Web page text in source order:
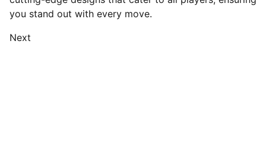
you stand out with every move.
Next